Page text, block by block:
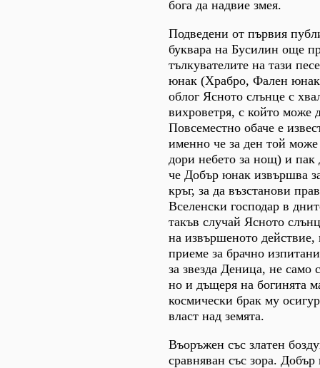
бога да надвие змея.
Подведени от първия
буквара на Бусилин още
тълкувателите на тази
юнак (Храбро, Фален
облог Ясното слънце с
вихроветря, с който може
Повсеместно обаче е
именно че за ден той може
дори небето за нощ) и пак
че Добър юнак извършва
кръг, за да възстанови
Вселенски господар в
такъв случай Ясното
на извършеното действие,
приеме за брачно
за звезда Деница, не само
но и дъщеря на богинята
космически брак му
власт над земята.
Въоръжен със златен
сравняван със зора.